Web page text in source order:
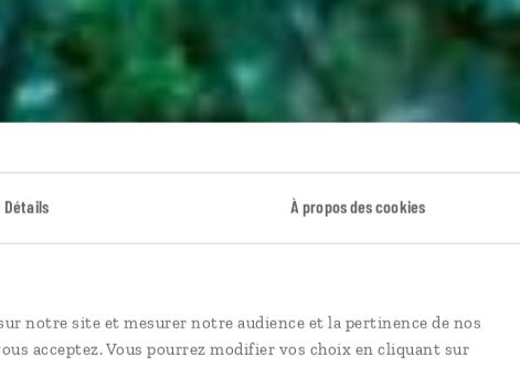
Détails À propos des cookies
notre site et mesurer notre audience et la pertinence de nos
acceptez. Vous pourrez modifier vos choix en cliquant sur
amis